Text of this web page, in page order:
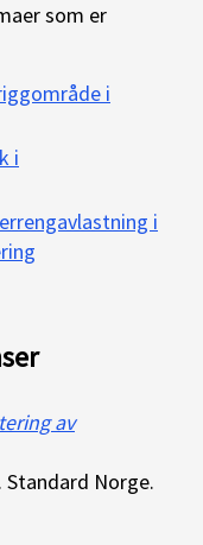
som er
i
i
i
av
Standard Norge.